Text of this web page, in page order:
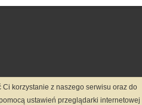
Ci korzystanie z naszego serwisu oraz do
ustawień przeglądarki internetowej